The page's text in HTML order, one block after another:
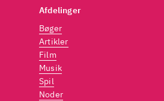
Afdelinger
Bøger
Artikler
Film
Musik
Spil
Noder